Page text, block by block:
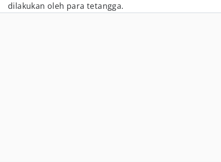
dilakukan oleh para tetangga.